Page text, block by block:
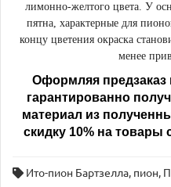
лимонно-желтого цвета. У
пятна, характерные для
концу цветения окраска
менее
Оформляя предзаказ
гарантированно
материал из
скидку 10% на товары
Ито-пион Бартзелла, пион,